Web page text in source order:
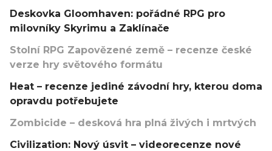
Deskovka Gloomhaven: pořádné RPG pro
milovníky Skyrimu a Zaklínače
Stolní RPG Zapovězené země – recenze české
verze hry světového formátu
Heat – recenze jediné závodní hry, kterou doma
opravdu potřebujete
Zombicide – desková hra plná živých i mrtvých
Civilization: Nový úsvit – videorecenze nové